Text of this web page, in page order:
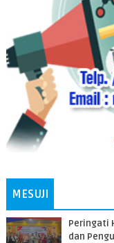
MESUJI
Peringati
dan